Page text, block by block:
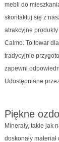
mebli do
skontaktuj się z
atrakcyjne
Calmo. To towar
tradycyjnie
zapewni
Udostępniane
Piękne
Minerały, takie jak
doskonały